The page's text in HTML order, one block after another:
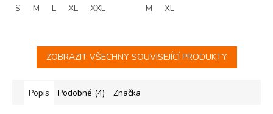
S M L XL XXL M XL
ZOBRAZIT VŠECHNY SOUVISEJÍCÍ PRODUKTY
Popis Podobné (4) Značka